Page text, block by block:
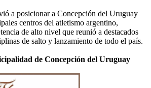
a posicionar a Concepción del Uruguay
centros del atletismo argentino,
de alto nivel que reunió a destacados
de salto y lanzamiento de todo el país.
de Concepción del Uruguay